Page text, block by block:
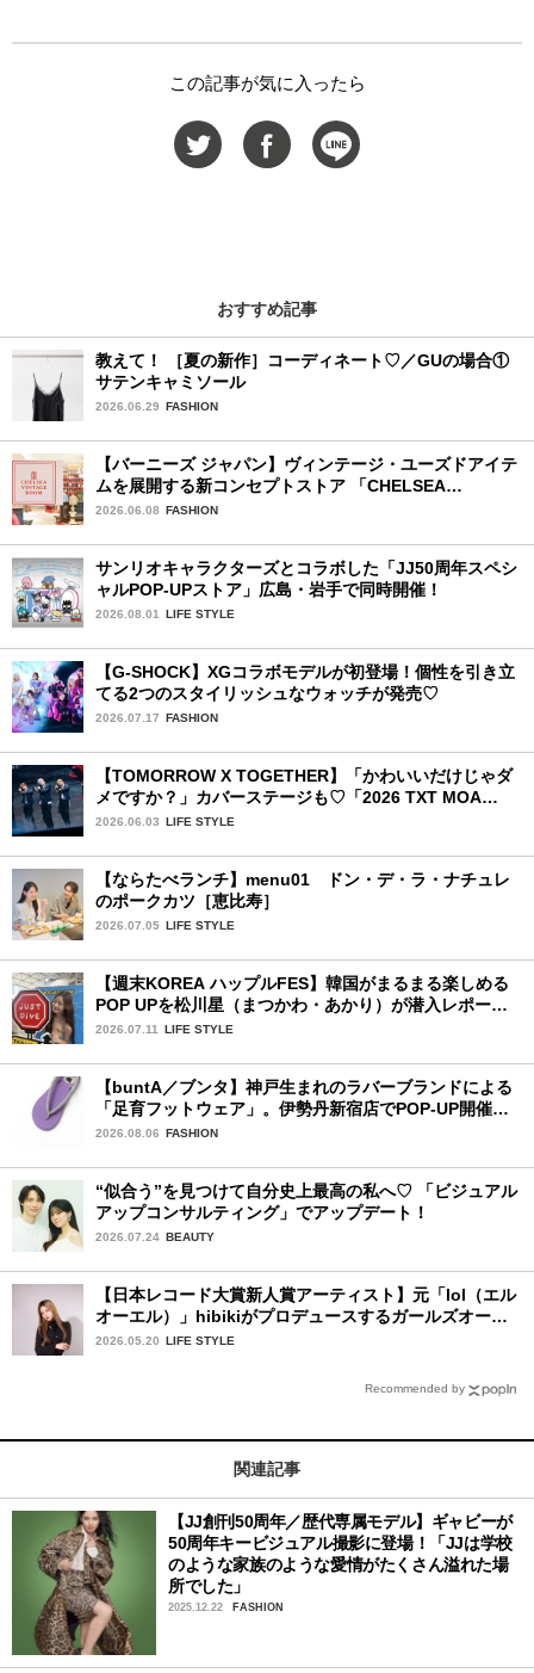
この記事が気に入ったら
おすすめ記事
教えて！ ［夏の新作］コーディネート♡／GUの場合①
サテンキャミソール
2026.06.29 FASHION
【バーニーズ ジャパン】ヴィンテージ・ユーズドアイテ
ムを展開する新コンセプトストア 「CHELSEA
VINTAGE ROOM」が誕生
2026.06.08 FASHION
サンリオキャラクターズとコラボした「JJ50周年スペシ
ャルPOP-UPストア」広島・岩手で同時開催！
2026.08.01 LIFE STYLE
【G-SHOCK】XGコラボモデルが初登場！個性を引き立
てる2つのスタイリッシュなウォッチが発売♡
2026.07.17 FASHION
【TOMORROW X TOGETHER】「かわいいだけじゃダ
メですか？」カバーステージも♡「2026 TXT MOA
CON IN JAPAN」千葉公演2日目を詳細レポ【後編】
2026.06.03 LIFE STYLE
【ならたべランチ】menu01 ドン・デ・ラ・ナチュレ
のポークカツ［恵比寿］
2026.07.05 LIFE STYLE
【週末KOREA ハップルFES】韓国がまるまる楽しめる
POP UPを松川星（まつかわ・あかり）が潜入レポート
♡
2026.07.11 LIFE STYLE
【buntA／ブンタ】神戸生まれのラバーブランドによる
「足育フットウェア」。伊勢丹新宿店でPOP-UP開催
中！
2026.08.06 FASHION
“似合う”を見つけて自分史上最高の私へ♡ 「ビジュアル
アップコンサルティング」でアップデート！
2026.07.24 BEAUTY
【日本レコード大賞新人賞アーティスト】元「lol（エル
オーエル）」hibikiがプロデュースするガールズオーデ
ィションが始動！ 応募は5月31日（日）まで
2026.05.20 LIFE STYLE
Recommended by
関連記事
【JJ創刊50周年／歴代専属モデル】ギャビーが
50周年キービジュアル撮影に登場！「JJは学校
のような家族のような愛情がたくさん溢れた場
所でした」
2025.12.22 FASHION